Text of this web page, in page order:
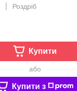
Роздріб
Купити
або
Купити з